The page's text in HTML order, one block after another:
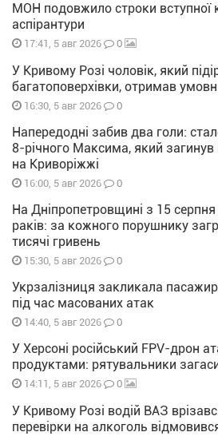
МОН подовжило строки вступної
аспірантури
17:41, 5 авг 2026 0
У Кривому Розі чоловік, який
багатоповерхівки, отримав
16:30, 5 авг 2026 0
Напередодні забив два голи:
8-річного Максима, який
на Криворіжжі
16:00, 5 авг 2026 0
На Дніпропетровщині з 15
раків: за кожного порушнику
тисячі гривень
15:30, 5 авг 2026 0
Укрзалізниця закликала
під час масованих атак
14:40, 5 авг 2026 0
У Херсоні російський FPV-дрон
продуктами: рятувальники
14:11, 5 авг 2026 0
У Кривому Розі водій ВАЗ
перевірки на алкоголь